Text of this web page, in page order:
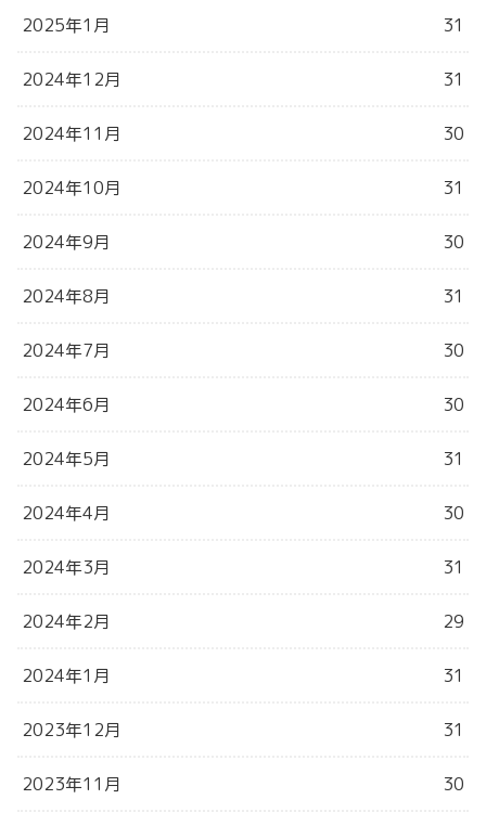
2025年1月 31
2024年12月 31
2024年11月 30
2024年10月 31
2024年9月 30
2024年8月 31
2024年7月 30
2024年6月 30
2024年5月 31
2024年4月 30
2024年3月 31
2024年2月 29
2024年1月 31
2023年12月 31
2023年11月 30